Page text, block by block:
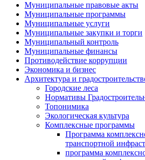
Муниципальные правовые акты
Муниципальные программы
Муниципальные услуги
Муниципальные закупки и торги
Муниципальный контроль
Муниципальные финансы
Противодействие коррупции
Экономика и бизнес
Архитектура и
Городские леса
Нормативы
Топонимика
Экологическая культура
Комплексные программы
Программа
транспортной
программа